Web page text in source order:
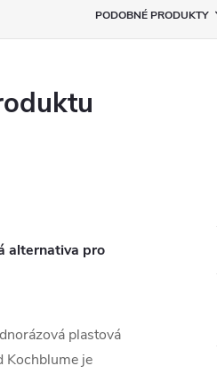
PODOBNÉ PRODUKTY
alternativa pro
plastová
Kochblume je